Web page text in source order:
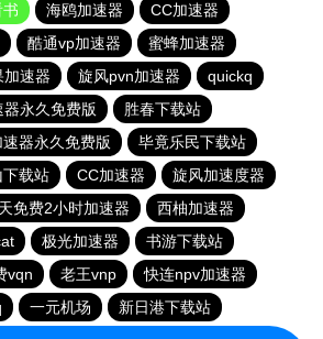
书 海鸥加速器
CC加速器
酷通vp加速器
蜜蜂加速器
加速器 旋风pvn加速器
quickq
器永久免费版
胜春下载站
器永久免费版
毕竟乐民下载站
下载站 CC加速器
旋风加速度器
免费2小时加速器
西柚加速器
极光加速器
书游下载站
vqn 老王vnp
快连npv加速器
一元机场
新日港下载站